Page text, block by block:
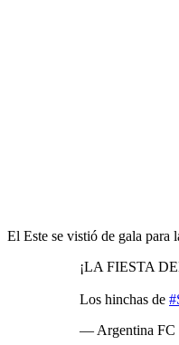
El Este se vistió de gala para
¡LA FIESTA
Los hinchas de
— Argentina FC